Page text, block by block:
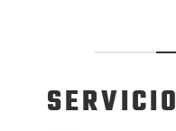
SERVICIO